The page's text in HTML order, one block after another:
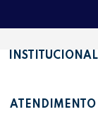
INSTITUCIONAL
QUEM SOMOS
ATENDIMENTO